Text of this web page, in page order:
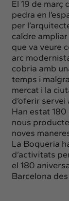
El 19 de març
pedra en
per
caldre
que va veure
arc
cobria amb
temps i
mercat i la
d’oferir
Han estat 180
nous
noves
La Boqueria
d’activitats
el 180
Barcelona